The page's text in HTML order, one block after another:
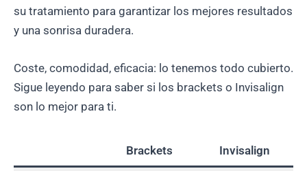
su tratamiento para garantizar los mejores resultados
y una sonrisa duradera.
Coste, comodidad, eficacia: lo tenemos todo cubierto.
Sigue leyendo para saber si los brackets o Invisalign
son lo mejor para ti.
Brackets Invisalign